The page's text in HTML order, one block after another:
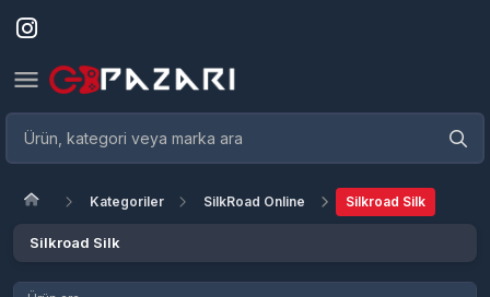
Kategoriler SilkRoad Online Silkroad Silk
Silkroad Silk